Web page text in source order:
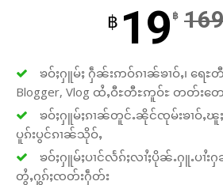
฿ 19 ฿
ၶဝ်ႈႁူမ်ႈ ႁဵၼ်းဢဝ်ၵၢၼ်ၶၢဝ်ႇ၊ ရေႊတီ
Blogger, Vlog ထႆႇဝီႊတီႊဢူဝ်ႊ တတ်းတ
ၶဝ်ႈႁူမ်ႈၵၢၼ်တူင်ႉၼိုင်ၸုမ်းၶၢဝ်ႇၽူ
ပူၵ်းပွင်ၵၢၼ်သိုဝ်ႇ
ၶဝ်ႈႁူမ်ႈပၢင်လႅၵ်ႈလၢႆႈပိုၼ်ႉႁူႉပၢႆ
တွႆႇႁွၵ်ႈၸတ်းႁဵတ်း